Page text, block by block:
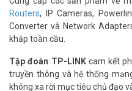
Routers, IP Cameras,
Converter và Network
khắp toàn cầu.
Tập đoàn TP-LINKcam kết
truyền thông và hệ thống
không xa rời mục tiêu chủ đạo